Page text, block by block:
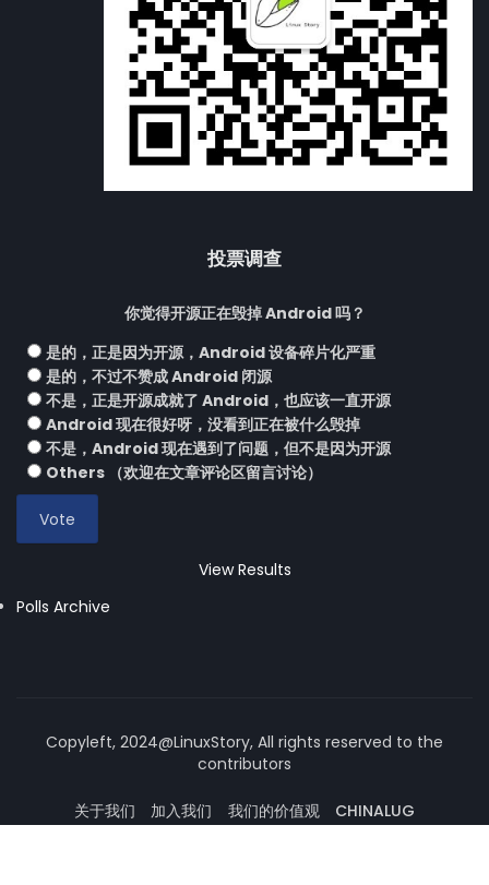
投票调查
你觉得开源正在毁掉 Android 吗？
是的，正是因为开源，Android 设备碎片化严重
是的，不过不赞成 Android 闭源
不是，正是开源成就了 Android，也应该一直开源
Android 现在很好呀，没看到正在被什么毁掉
不是，Android 现在遇到了问题，但不是因为开源
Others （欢迎在文章评论区留言讨论）
View Results
Polls Archive
Copyleft, 2024@LinuxStory, All rights reserved to the
contributors
关于我们 加入我们 我们的价值观
CHINALUG